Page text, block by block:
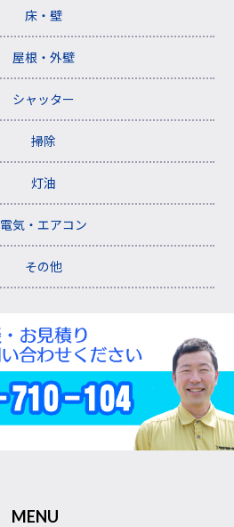
床・壁
屋根・外壁
シャッター
掃除
灯油
電気・エアコン
その他
MENU